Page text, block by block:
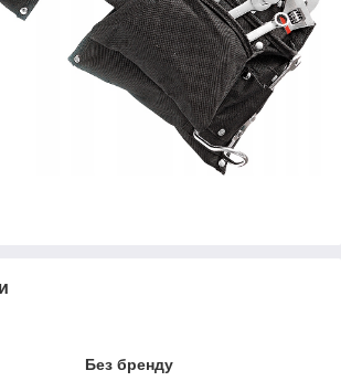
Без бренду